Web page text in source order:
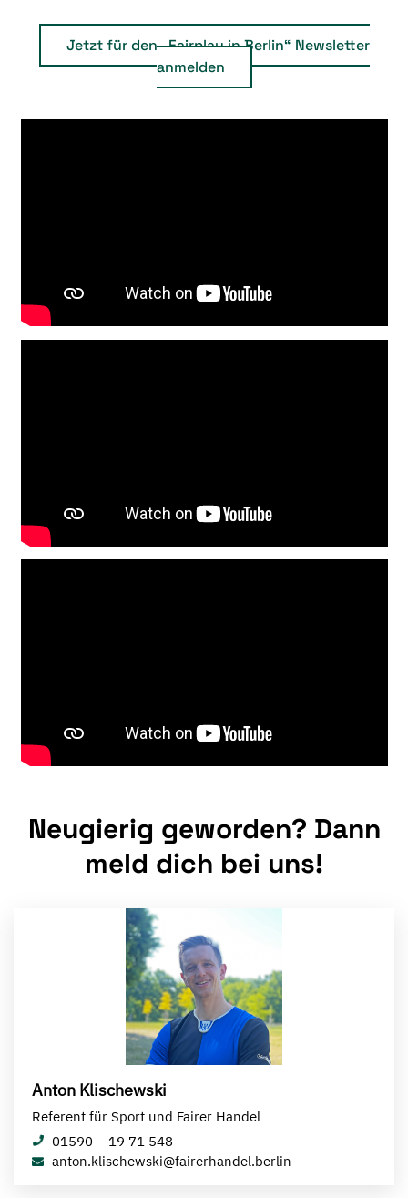
Jetzt für den „Fairplay in Berlin“ Newsletter
anmelden
Neugierig geworden? Dann
meld dich bei uns!
Anton Klischewski
Referent für Sport und Fairer Handel
01590 – 19 71 548
anton.klischewski@fairerhandel.berlin